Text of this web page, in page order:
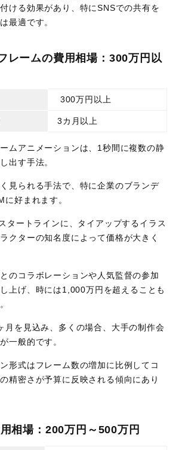
ける効果があり、特にSNSでの共有を
最適です。
レームの費用相場：300万円以
300万円以上
3カ月以上
ムアニメーションは、1秒間に複数の静
出す手法。
見られる手法で、特に企業のブランデ
に好まれます。
タートラインに、タイアップするイラス
クターの知名度によって価格が大きく
のコラボレーションや人気監督の参加
上げ、時には1,000万円を超えることも
月を見込み、多くの場合、大手の制作会
一般的です。
形式はフレーム数の増加に比例してコ
精密さが予算に反映される傾向にあり
相場：200万円～500万円